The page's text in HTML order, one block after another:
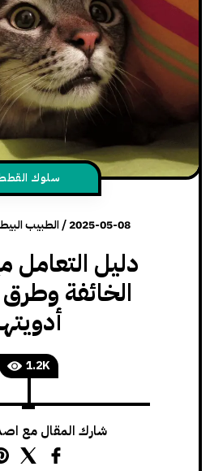
سلوك
2025-05-08
/الطبيب
دليل التعامل
الخائفة
1.2K
شارك المقال مع